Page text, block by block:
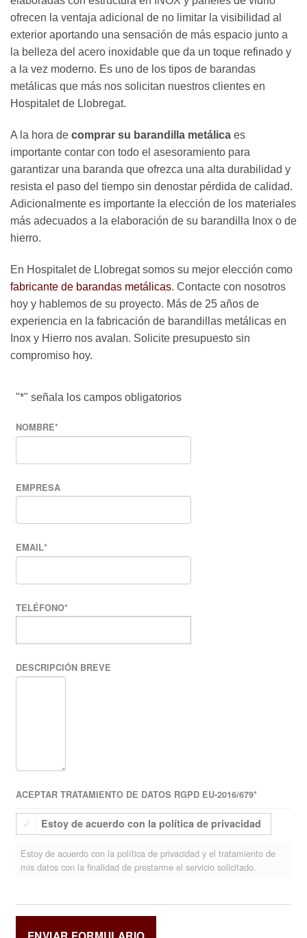
ofrecen la ventaja adicional de no limitar la visibilidad al
exterior aportando una sensación de más espacio junto a
la belleza del acero inoxidable que da un toque refinado y
a la vez moderno. Es uno de los tipos de barandas
metálicas que más nos solicitan nuestros clientes en
Hospitalet de Llobregat.
A la hora de comprar su barandilla metálica es
importante contar con todo el asesoramiento para
garantizar una baranda que ofrezca una alta durabilidad y
resista el paso del tiempo sin denostar pérdida de calidad.
Adicionalmente es importante la elección de los materiales
más adecuados a la elaboración de su barandilla Inox o de
hierro.
En Hospitalet de Llobregat somos su mejor elección como
fabricante de barandas metálicas. Contacte con nosotros
hoy y hablemos de su proyecto. Más de 25 años de
experiencia en la fabricación de barandillas metálicas en
Inox y Hierro nos avalan. Solicite presupuesto sin
compromiso hoy.
"*" señala los campos obligatorios
NOMBRE*
EMPRESA
EMAIL*
TELÉFONO*
DESCRIPCIÓN BREVE
ACEPTAR TRATAMIENTO DE DATOS RGPD EU-2016/679*
Estoy de acuerdo con la política de privacidad
Estoy de acuerdo con la política de privacidad y el tratamiento de
mis datos con la finalidad de prestarme el servicio solicitado.